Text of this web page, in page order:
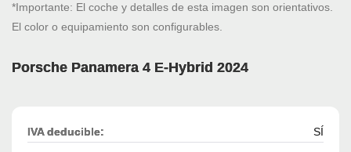
*Importante: El coche y detalles de esta imagen son orientativos.
El color o equipamiento son configurables.
Porsche Panamera 4 E-Hybrid 2024
IVA deducible: SÍ